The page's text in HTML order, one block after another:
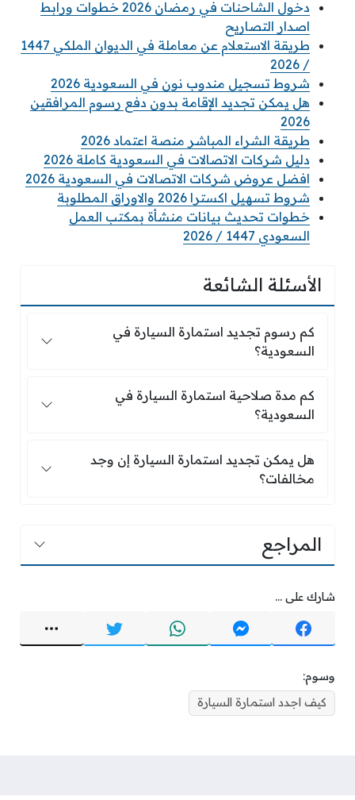
دخول الشاحنات في رمضان 2026 خطوات ورابط
اصدار التصاريح
طريقة الاستعلام عن معاملة في الديوان الملكي 1447
/ 2026
شروط تسجيل مندوب نون في السعودية 2026
هل يمكن تجديد الإقامة بدون دفع رسوم المرافقين
2026
طريقة الشراء المباشر منصة اعتماد 2026
دليل شركات الاتصالات في السعودية كاملة 2026
افضل عروض شركات الاتصالات في السعودية 2026
شروط تسهيل اكسترا 2026 والاوراق المطلوبة
خطوات تحديث بيانات منشأة بمكتب العمل
السعودي 1447 / 2026
الأسئلة الشائعة
كم رسوم تجديد استمارة السيارة في السعودية؟
كم رسوم تجديد استمارة السيارة في
السعودية؟
كم مدة صلاحية استمارة السيارة في السعودية؟
كم مدة صلاحية استمارة السيارة في
السعودية؟
هل يمكن تجديد استمارة السيارة إن وجد
هل يمكن تجديد استمارة السيارة إن وجد
مخالفات؟
المراجع
شارك على ...
وسوم:
كيف اجدد استمارة السيارة